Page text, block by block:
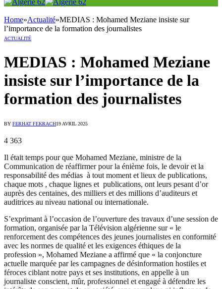
Home»Actualité»MEDIAS : Mohamed Meziane insiste sur
l’importance de la formation des journalistes
ACTUALITÉ
MEDIAS : Mohamed Meziane
insiste sur l’importance de la
formation des journalistes
BY FERHAT FEKRACH19 AVRIL 2025
4 363
Il était temps pour que Mohamed Meziane, ministre de la
Communication de réaffirmer pour la énième fois, le devoir et la
responsabilité des médias à tout moment et lieux de publications,
chaque mots , chaque lignes et publications, ont leurs pesant d’or
auprès des centaines, des milliers et des millions d’auditeurs et
auditrices au niveau national ou internationale.
S’exprimant à l’occasion de l’ouverture des travaux d’une session de
formation, organisée par la Télévision algérienne sur « le
renforcement des compétences des jeunes journalistes en conformité
avec les normes de qualité et les exigences éthiques de la
profession », Mohamed Meziane a affirmé que « la conjoncture
actuelle marquée par les campagnes de désinformation hostiles et
féroces ciblant notre pays et ses institutions, en appelle à un
journaliste conscient, mûr, professionnel et engagé à défendre les